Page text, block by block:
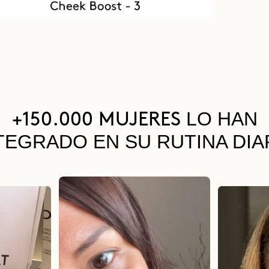
+150.000 MUJERES LO HAN
EN SU RUTINA